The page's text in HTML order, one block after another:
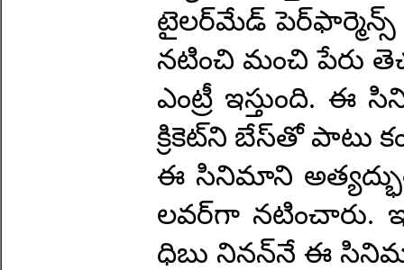
టైలర్‌మేడ్‌ పెర్‌ఫార్మెన్స్‌
నటించి మంచి పేరు
ఎంట్రీ ఇస్తుంది.
క్రికెట్‌ని బేస్‌తో పాటు
ఈ సినిమాని
లవర్‌గా నటించారు.
ధిబు నినన్‌నే ఈ